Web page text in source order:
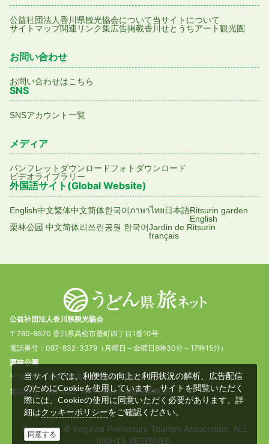
公益社団法人香川県観光協会について当サイトについて
サイトマップ関連リンク集広告掲載香川せとうちアート観光圏
お問い合わせ
お問い合わせはこちら
SNS
SNSアカウント一覧
メディア
パンフレットダウンロードフォトダウンロード
ビデオライブラリー
外国語サイト(Global Website)
English中文繁体中文简体한국어ภาษาไทย日本語Ritsurin garden
English
栗林公园 中文简体리쓰린공원 한국어Jardin de Ritsurin
français
公益社団法人香川県観光協会
〒760-8570 香川県高松市番町四丁目1番10号
電話番号：087-832-3379（月曜日～金曜日8時30分～17時15分）
栗林公園
〒760-0073 香川県高松市栗林町1丁目20番16号
電話番号：087-833-7411（栗林公園観光事務所）
Copyright © kagawa Prefecture Tourism Association. ALL
RIGHTS RESERVED.
当サイトでは、利便性の向上と利用状況の解析、広告配信
のためにCookieを使用しています。サイトを閲覧いただく
際には、Cookieの使用に同意いただく必要があります。詳
細はクッキーポリシーをご確認ください。
同意する